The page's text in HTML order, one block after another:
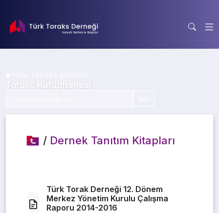
Toraks Kütüphanesi
/ Dernek Tanıtım Kitapları
Türk Torak Derneği 12. Dönem
Merkez Yönetim Kurulu Çalışma
Raporu 2014-2016